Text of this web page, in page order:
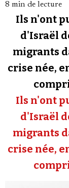
8 min de lecture
Ils n'ont
d'Israël
migrants
crise née,
Ils n'ont
d'Israël
migrants
crise née,